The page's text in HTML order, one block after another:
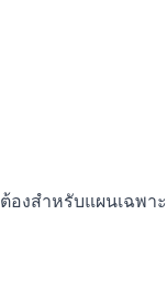
ต้องสำหรับแผนเฉพ